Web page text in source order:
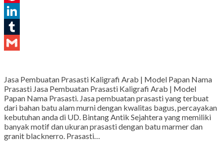
Pinterest
LinkedIn
Tumblr
Jasa Pembuatan Prasasti Kaligrafi Arab | Model Papan Nama
Prasasti Jasa Pembuatan Prasasti Kaligrafi Arab | Model
Papan Nama Prasasti. Jasa pembuatan prasasti yang terbuat
dari bahan batu alam murni dengan kwalitas bagus, percayakan
kebutuhan anda di UD. Bintang Antik Sejahtera yang memiliki
banyak motif dan ukuran prasasti dengan batu marmer dan
granit blacknerro. Prasasti…